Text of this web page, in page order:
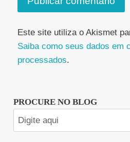
Este site utiliza o Akismet
Saiba como seus dados em
processados.
PROCURE NO BLOG